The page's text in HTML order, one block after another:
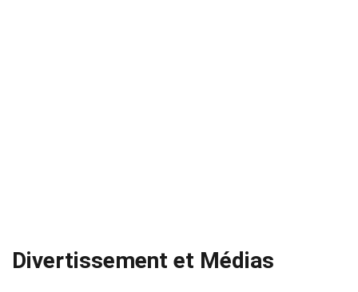
Divertissement et Médias